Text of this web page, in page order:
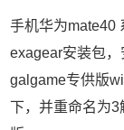
手机华为mate40
exagear安装包
galgame专供版
下，并重命名为